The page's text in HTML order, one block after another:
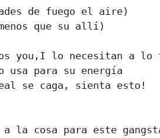
de fuego el aire)
que su allí)
you,I lo necesitan a lo
para su energía
se caga, sienta esto!
la cosa para este